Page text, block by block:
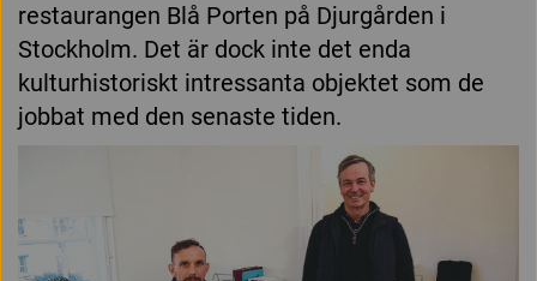
restaurangen Blå Porten på Djurgården i
Stockholm. Det är dock inte det enda
kulturhistoriskt intressanta objektet som de
jobbat med den senaste tiden.